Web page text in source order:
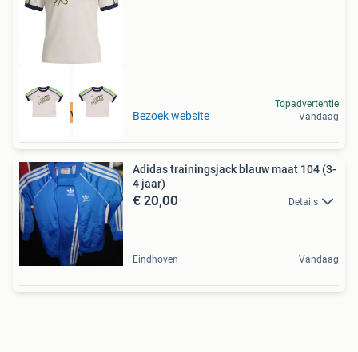
Tot 75% voordeel Bezoek website
Topadvertentie
Vandaag
Adidas trainingsjack blauw maat 104 (3-
4 jaar)
€ 20,00 Details
Eindhoven Vandaag